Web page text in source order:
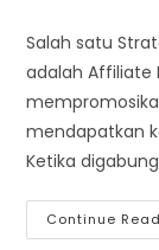
Salah satu
adalah Affiliate
mendapatkan
Ketika
Continue